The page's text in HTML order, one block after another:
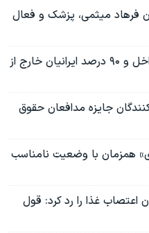
فرهاد میثمی، پزشک و فعال
یک نظرسنجی‌: ۸۱ درصد ایرانیان داخل و ۹۰ درصد ایرانیان خارج از
جایزه مدافعان حقوق
همزمان با وضعیت نامناسب
اعتصاب غذا را رد کرد: قول